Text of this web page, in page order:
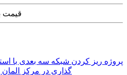
قیمت بدون